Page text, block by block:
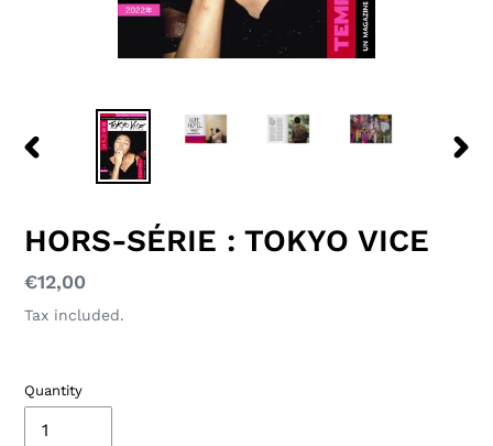
PREVIOUS
HORS-SÉRIE : TOKYO VICE
Regular
price
€12,00
Tax included.
Quantity